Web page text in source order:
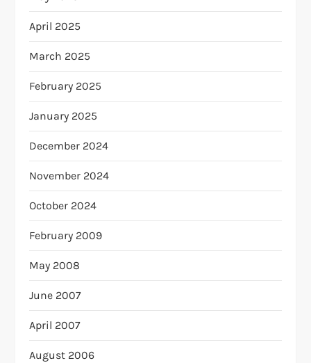
April 2025
March 2025
February 2025
January 2025
December 2024
November 2024
October 2024
February 2009
May 2008
June 2007
April 2007
August 2006